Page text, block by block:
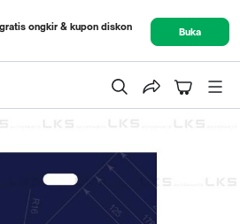
ongkir & kupon diskon
Buka